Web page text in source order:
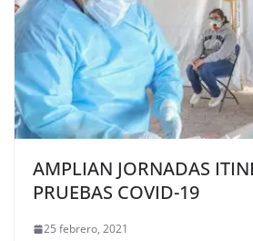
AMPLIAN JORNADAS
PRUEBAS COVID-19
25 febrero, 2021